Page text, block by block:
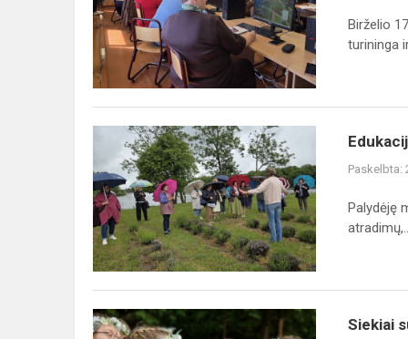
intelekto
(DI)
taikymas
ugdymo
pr...
Birželio
turininga
Edukacija
„Levandų
aromatų
ir
skonių
pažinimas“
Paskelbta:
Palydėję
Siekiai
Siekiai